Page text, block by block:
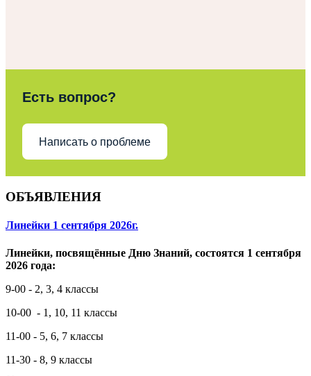
Есть вопрос?
Написать о проблеме
ОБЪЯВЛЕНИЯ
Линейки 1 сентября 2026г.
Линейки, посвящённые Дню Знаний, состоятся 1 сентября
2026 года:
9-00 - 2, 3, 4 классы
10-00 - 1, 10, 11 классы
11-00 - 5, 6, 7 классы
11-30 - 8, 9 классы